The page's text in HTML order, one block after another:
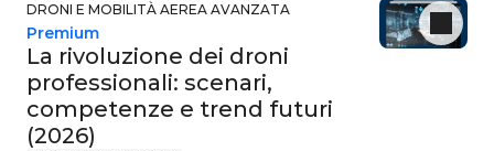
DRONI E MOBILITÀ AEREA AVANZATA
La rivoluzione dei droni
professionali: scenari,
competenze e trend futuri
(2026)
Premium